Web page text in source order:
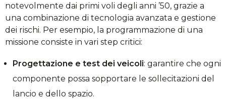
notevolmente dai primi voli degli anni ’50, grazie a
una combinazione di tecnologia avanzata e gestione
dei rischi. Per esempio, la programmazione di una
missione consiste in vari step critici:
Progettazione e test dei veicoli: garantire che ogni
componente possa sopportare le sollecitazioni del
lancio e dello spazio.